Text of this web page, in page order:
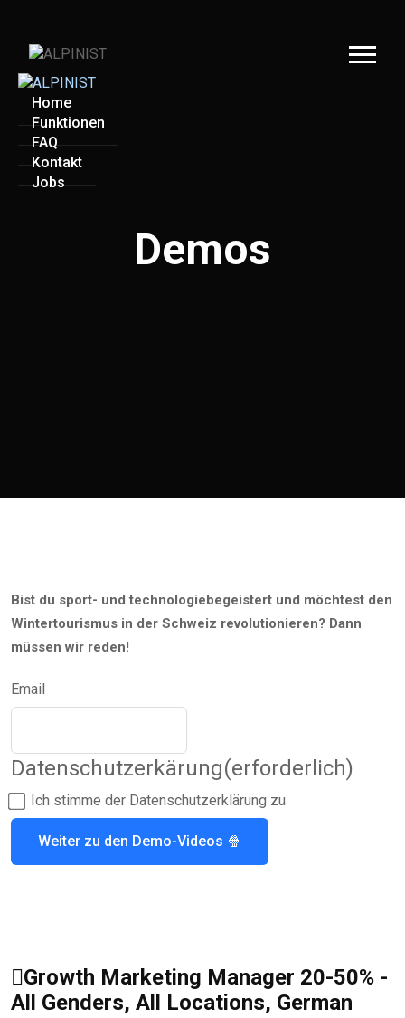
Home
Funktionen
FAQ
Kontakt
Jobs
Demos
Bist du sport- und technologiebegeistert und möchtest den
Wintertourismus in der Schweiz revolutionieren? Dann
müssen wir reden!
Email
Datenschutzerkärung(erforderlich)
Ich stimme der Datenschutzerklärung zu
Growth Marketing Manager 20-50% -
All Genders, All Locations, German